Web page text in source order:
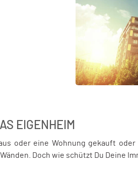
EIGENHEIM
oder eine Wohnung gekauft
Doch wie schützt Du Deine